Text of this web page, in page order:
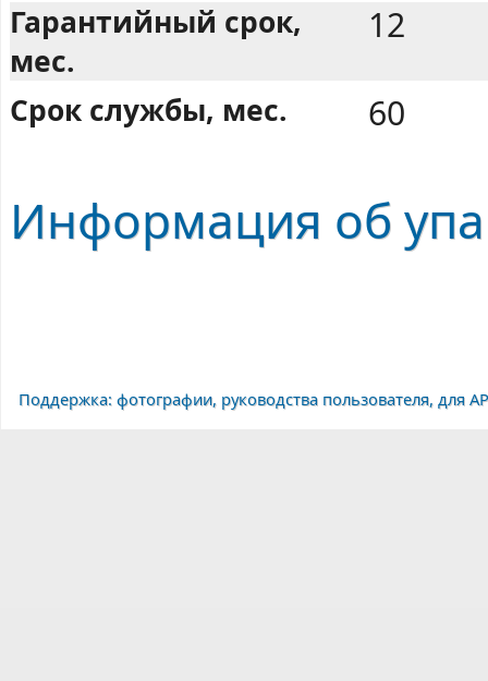
Гарантийный срок,
мес.
12
Срок службы, мес. 60
Информация об
Поддержка: фотографии, руководства пользователя, для